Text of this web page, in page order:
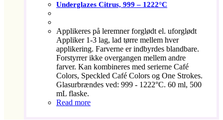
Underglazes Citrus, 999 – 1222°C
Applikeres på leremner forglødt el. uforglødt
Appliker 1-3 lag, lad tørre mellem hver
applikering. Farverne er indbyrdes blandbare.
Forstyrrer ikke overgangen mellem andre
farver. Kan kombineres med serierne Café
Colors, Speckled Café Colors og One Strokes.
Glasurbrændes ved: 999 - 1222°C. 60 ml, 500
mL flaske.
Read more